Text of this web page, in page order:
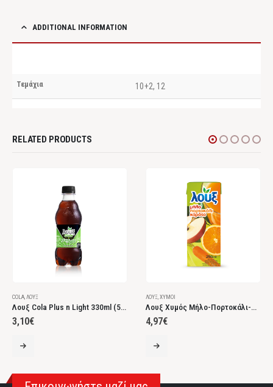
ADDITIONAL INFORMATION
Τεμάχια 10+2, 12
RELATED PRODUCTS
COLA ΛΟΎΞ
Λουξ Cola Plus n Light 330ml (5+1τεμ)
3,10€
ΛΟΎΞ ΧΥΜΟΊ
Λουξ Χυμός Μήλο-Πορτοκάλι-Καρότο 250ml
4,97€